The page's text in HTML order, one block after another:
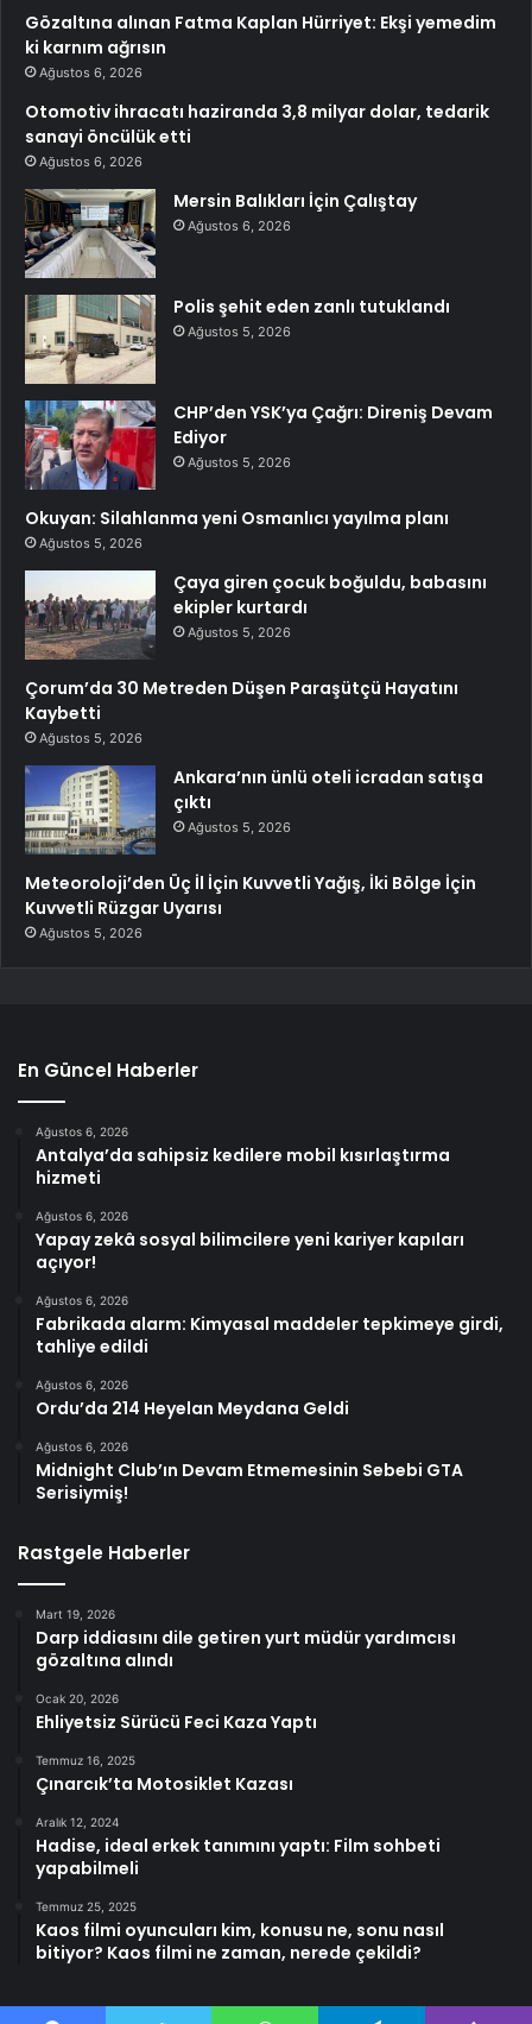
Gözaltına alınan Fatma Kaplan Hürriyet: Ekşi yemedim
ki karnım ağrısın
Ağustos 6, 2026
Otomotiv ihracatı haziranda 3,8 milyar dolar, tedarik
sanayi öncülük etti
Ağustos 6, 2026
Mersin Balıkları İçin Çalıştay
Ağustos 6, 2026
Polis şehit eden zanlı tutuklandı
Ağustos 5, 2026
CHP’den YSK’ya Çağrı: Direniş Devam
Ediyor
Ağustos 5, 2026
Okuyan: Silahlanma yeni Osmanlıcı yayılma planı
Ağustos 5, 2026
Çaya giren çocuk boğuldu, babasını
ekipler kurtardı
Ağustos 5, 2026
Çorum’da 30 Metreden Düşen Paraşütçü Hayatını
Kaybetti
Ağustos 5, 2026
Ankara’nın ünlü oteli icradan satışa
çıktı
Ağustos 5, 2026
Meteoroloji’den Üç İl İçin Kuvvetli Yağış, İki Bölge İçin
Kuvvetli Rüzgar Uyarısı
Ağustos 5, 2026
En Güncel Haberler
Ağustos 6, 2026
Antalya’da sahipsiz kedilere mobil kısırlaştırma
hizmeti
Ağustos 6, 2026
Yapay zekâ sosyal bilimcilere yeni kariyer kapıları
açıyor!
Ağustos 6, 2026
Fabrikada alarm: Kimyasal maddeler tepkimeye girdi,
tahliye edildi
Ağustos 6, 2026
Ordu’da 214 Heyelan Meydana Geldi
Ağustos 6, 2026
Midnight Club’ın Devam Etmemesinin Sebebi GTA
Serisiymiş!
Rastgele Haberler
Mart 19, 2026
Darp iddiasını dile getiren yurt müdür yardımcısı
gözaltına alındı
Ocak 20, 2026
Ehliyetsiz Sürücü Feci Kaza Yaptı
Temmuz 16, 2025
Çınarcık’ta Motosiklet Kazası
Aralık 12, 2024
Hadise, ideal erkek tanımını yaptı: Film sohbeti
yapabilmeli
Temmuz 25, 2025
Kaos filmi oyuncuları kim, konusu ne, sonu nasıl
bitiyor? Kaos filmi ne zaman, nerede çekildi?